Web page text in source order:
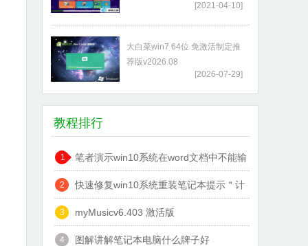
[2021-04-10]
大白菜win7 64位 免激活制定推
荐版v2026.08
[2026-07-29]
教程排行
笔者演示win10系统在word文档中不能输
入汉字的办法?
1
快速修复win10系统重装笔记本提示＂计
算机意外的重新启动或遇到错误
2
myMusicv6.403 激活版
3
图解讲解笔记本电脑什么牌子好
4